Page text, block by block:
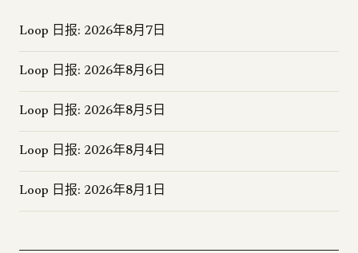
Loop 日报: 2026年8月7日
Loop 日报: 2026年8月6日
Loop 日报: 2026年8月5日
Loop 日报: 2026年8月4日
Loop 日报: 2026年8月1日